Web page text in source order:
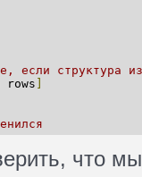
если структура
rows
что